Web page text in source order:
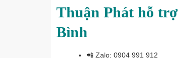
Thuận Phát hỗ trợ
Bình
📲 Zalo: 0904 991 912